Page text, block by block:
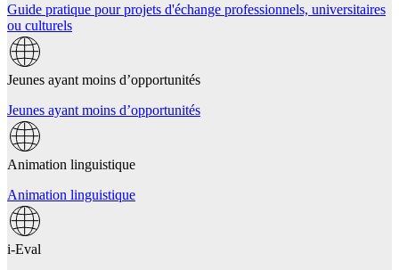
Guide pratique pour projets d'échange professionnels, universitaires
ou culturels
Jeunes ayant moins d’opportunités
Jeunes ayant moins d’opportunités
Animation linguistique
Animation linguistique
i-Eval